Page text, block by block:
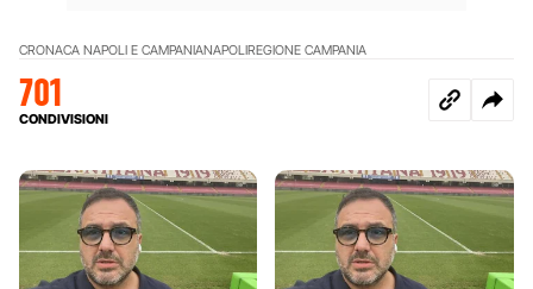
CRONACA NAPOLI E CAMPANIANAPOLIREGIONE CAMPANIA
701
CONDIVISIONI